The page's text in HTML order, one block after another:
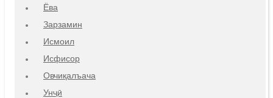
Ёва
Зарзамин
Исмоил
Исфисор
Овчиқалъача
Унҷӣ